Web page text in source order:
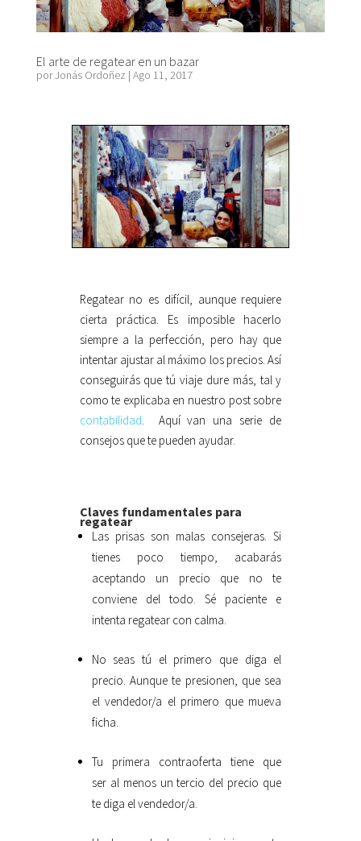
El arte de regatear en un bazar
porJonás Ordoñez | Ago 11, 2017
Regatear no es difícil, aunque requiere
cierta práctica. Es imposible hacerlo
siempre a la perfección, pero hay que
intentar ajustar al máximo los precios. Así
conseguirás que tú viaje dure más, tal y
como te explicaba en nuestro post sobre
contabilidad . Aquí van una serie de
consejos que te pueden ayudar.
Claves fundamentales para
regatear
Las prisas son malas consejeras. Si
tienes poco tiempo, acabarás
aceptando un precio que no te
conviene del todo. Sé paciente e
intenta regatear con calma.
No seas tú el primero que diga el
precio. Aunque te presionen, que sea
el vendedor/a el primero que mueva
ficha.
Tu primera contraoferta tiene que
ser al menos un tercio del precio que
te diga el vendedor/a.